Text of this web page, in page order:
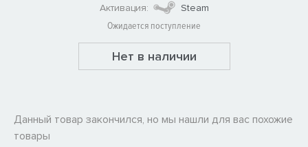
Активация:
Steam
Ожидается поступление
Нет в наличии
Данный товар закончился, но мы нашли для вас похожие
товары